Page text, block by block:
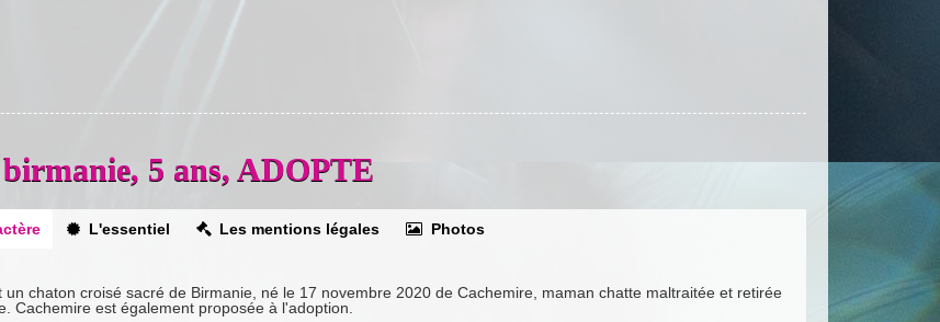
5 ans, ADOPTE
L'essentiel Les mentions légales Photos
un chaton croisé sacré de Birmanie, né le 17 novembre 2020 de Cachemire, maman chatte maltraitée et retirée
Cachemire est également proposée à l'adoption.